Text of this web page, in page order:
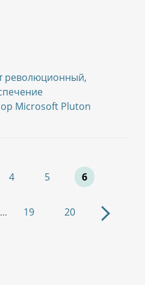
революционный,
Microsoft Pluton
4 5 6
... 19 20